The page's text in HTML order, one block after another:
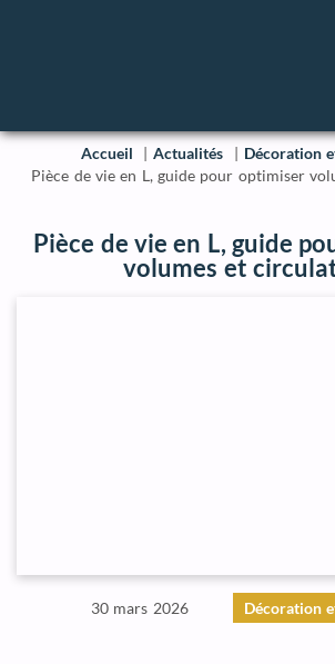
Accueil Actualités
Décoration
Pièce de vie en L, guide pour optimiser
Pièce de vie en L, guide
volumes et
30 mars 2026 Décoration